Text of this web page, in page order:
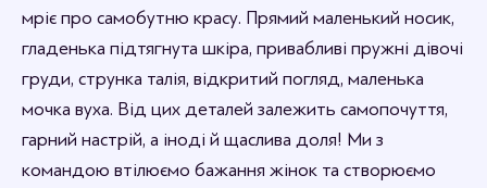
мріє про самобутню красу. Прямий маленький носик,
гладенька підтягнута шкіра, привабливі пружні дівочі
груди, струнка талія, відкритий погляд, маленька
мочка вуха. Від цих деталей залежить самопочуття,
гарний настрій, а іноді й щаслива доля! Ми з
командою втілюємо бажання жінок та створюємо